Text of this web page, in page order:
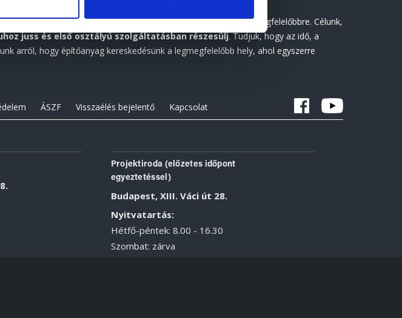
tartott építőanyag garantálja, hogy rátalálj a számodra legmegfelelőbbre. Célunk,
juss és első osztályú szolgáltatásban részesülj. Tudjuk, hogy az idő, a
arról, hogy építőanyag kereskedésünk a legmegfelelőbb hely, ahol egyszerre
ÁSZF Visszaélés bejelentő Kapcsolat
Projektiroda (előzetes időpont
egyeztetéssel)
Budapest, XIII. Váci út 28.
Nyitvatartás:
Hétfő-péntek: 8.00 - 16.30
Szombat: zárva